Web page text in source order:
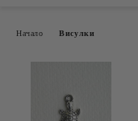
Начало Висулки